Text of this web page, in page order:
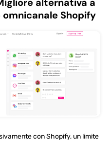
Shopify
con Shopify, un limite